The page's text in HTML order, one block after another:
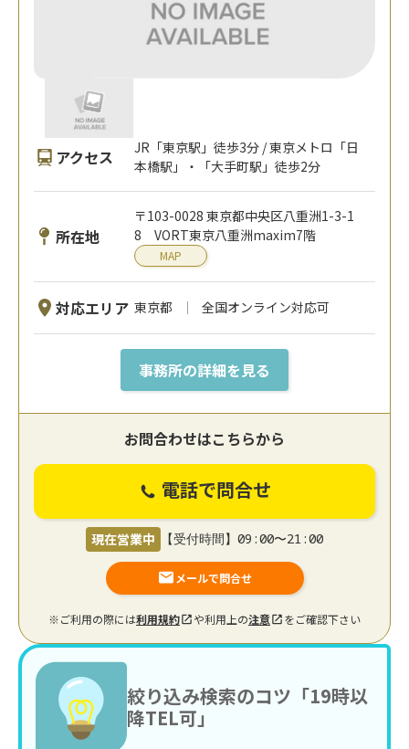
アクセス
JR「東京駅」徒歩3分 / 東京メトロ「日
本橋駅」・「大手町駅」徒歩2分
所在地
〒103-0028 東京都中央区八重洲1-3-1
8 VORT東京八重洲maxim7階
MAP
対応エリア 東京都 全国オンライン対応可
事務所の詳細を見る
お問合わせはこちらから
電話で問合せ
現在営業中 【受付時間】09:00〜21:00
メールで問合せ
※ご利用の際には利用規約 や利用上の注意 をご確認下さい
絞り込み検索のコツ「19時以
降TEL可」